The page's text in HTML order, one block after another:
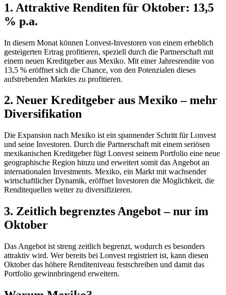
1. Attraktive Renditen für Oktober: 13,5
% p.a.
In diesem Monat können Lonvest-Investoren von einem erheblich
gesteigerten Ertrag profitieren, speziell durch die Partnerschaft mit
einem neuen Kreditgeber aus Mexiko. Mit einer Jahresrendite von
13,5 % eröffnet sich die Chance, von den Potenzialen dieses
aufstrebenden Marktes zu profitieren.
2. Neuer Kreditgeber aus Mexiko – mehr
Diversifikation
Die Expansion nach Mexiko ist ein spannender Schritt für Lonvest
und seine Investoren. Durch die Partnerschaft mit einem seriösen
mexikanischen Kreditgeber fügt Lonvest seinem Portfolio eine neue
geographische Region hinzu und erweitert somit das Angebot an
internationalen Investments. Mexiko, ein Markt mit wachsender
wirtschaftlicher Dynamik, eröffnet Investoren die Möglichkeit, die
Renditequellen weiter zu diversifizieren.
3. Zeitlich begrenztes Angebot – nur im
Oktober
Das Angebot ist streng zeitlich begrenzt, wodurch es besonders
attraktiv wird. Wer bereits bei Lonvest registriert ist, kann diesen
Oktober das höhere Renditeniveau festschreiben und damit das
Portfolio gewinnbringend erweitern.